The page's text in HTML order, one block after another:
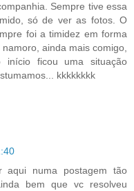
Sempre tive essa
só de ver as fotos. O
foi a timidez em forma
ainda mais comigo,
ficou uma situação
kkkkkkkk
aqui numa postagem tão
bem que vc resolveu